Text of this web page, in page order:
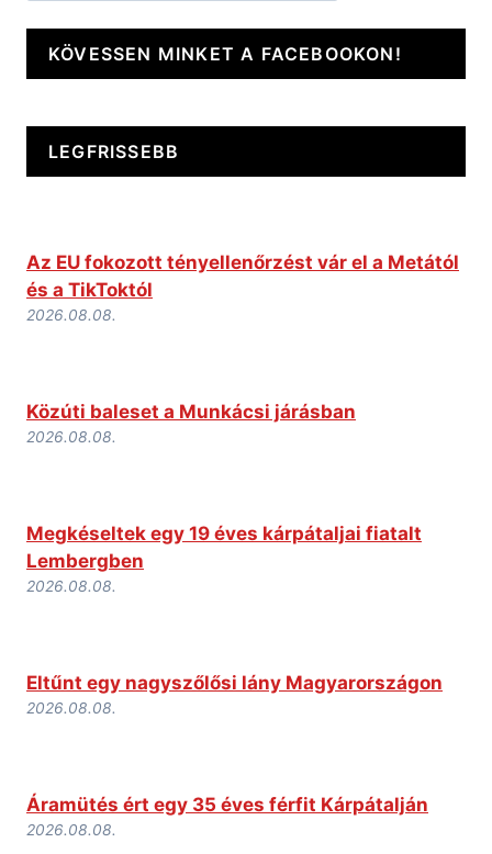
KÖVESSEN MINKET A FACEBOOKON!
LEGFRISSEBB
Az EU fokozott tényellenőrzést vár el a Metától
és a TikToktól
2026.08.08.
Közúti baleset a Munkácsi járásban
2026.08.08.
Megkéseltek egy 19 éves kárpátaljai fiatalt
Lembergben
2026.08.08.
Eltűnt egy nagyszőlősi lány Magyarországon
2026.08.08.
Áramütés ért egy 35 éves férfit Kárpátalján
2026.08.08.